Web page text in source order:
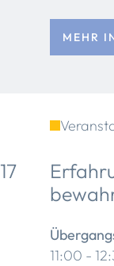
MEHR
17
11:00 -